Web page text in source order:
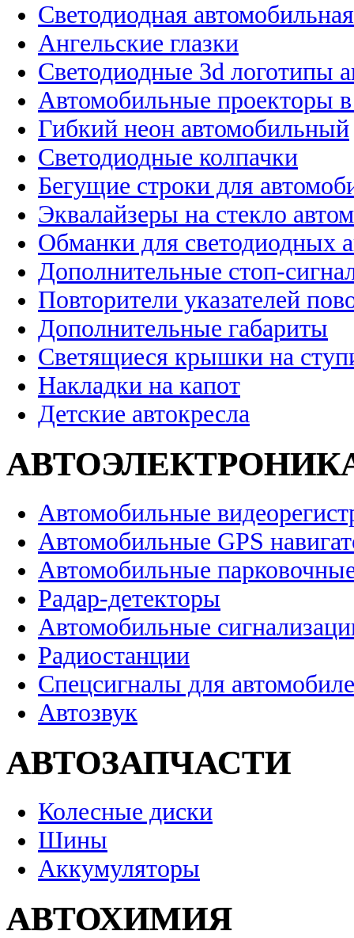
Светодиодная
Ангельские глазки
Светодиодные 3d логотипы
Автомобильные проекторы
Гибкий неон автомобильный
Светодиодные колпачки
Бегущие строки для
Эквалайзеры на стекло
Обманки для светодиодных
Дополнительные стоп-
Повторители указателей
Дополнительные габариты
Светящиеся крышки на
Накладки на капот
Детские автокресла
Автомобильные
Автомобильные GPS
Автомобильные
Радар-детекторы
Автомобильные
Радиостанции
Спецсигналы для
Автозвук
АВТОЗАПЧАСТИ
Колесные диски
Шины
Аккумуляторы
АВТОХИМИЯ